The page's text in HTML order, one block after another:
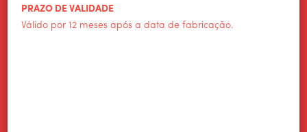
PRAZO DE VALIDADE
Válido por 12 meses após a data de fabricação.